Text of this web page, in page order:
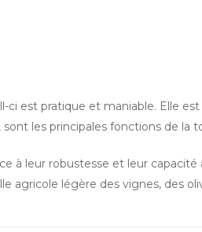
ci est pratique et maniable. Elle
les principales fonctions de la
à leur robustesse et leur capacité
agricole légère des vignes, des